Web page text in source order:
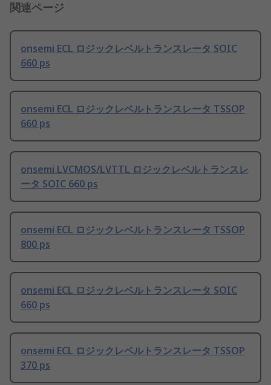
関連ページ
onsemi ECL ロジックレベルトランスレータ SOIC
660 ps
onsemi ECL ロジックレベルトランスレータ TSSOP
660 ps
onsemi LVCMOS/LVTTL ロジックレベルトランスレ
ータ SOIC 660 ps
onsemi ECL ロジックレベルトランスレータ TSSOP
800 ps
onsemi ECL ロジックレベルトランスレータ SOIC
660 ps
onsemi ECL ロジックレベルトランスレータ TSSOP
370 ps